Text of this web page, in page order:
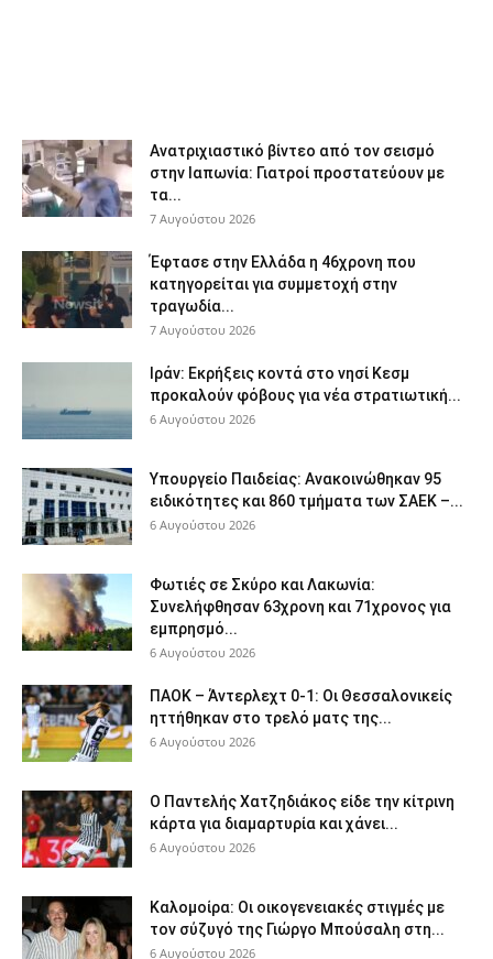
Ανατριχιαστικό βίντεο από τον σεισμό
στην Ιαπωνία: Γιατροί προστατεύουν με
τα...
7 Αυγούστου 2026
Έφτασε στην Ελλάδα η 46χρονη που
κατηγορείται για συμμετοχή στην
τραγωδία...
7 Αυγούστου 2026
Ιράν: Εκρήξεις κοντά στο νησί Κεσμ
προκαλούν φόβους για νέα στρατιωτική...
6 Αυγούστου 2026
Υπουργείο Παιδείας: Ανακοινώθηκαν 95
ειδικότητες και 860 τμήματα των ΣΑΕΚ –...
6 Αυγούστου 2026
Φωτιές σε Σκύρο και Λακωνία:
Συνελήφθησαν 63χρονη και 71χρονος για
εμπρησμό...
6 Αυγούστου 2026
ΠΑΟΚ – Άντερλεχτ 0-1: Οι Θεσσαλονικείς
ηττήθηκαν στο τρελό ματς της...
6 Αυγούστου 2026
Ο Παντελής Χατζηδιάκος είδε την κίτρινη
κάρτα για διαμαρτυρία και χάνει...
6 Αυγούστου 2026
Καλομοίρα: Οι οικογενειακές στιγμές με
τον σύζυγό της Γιώργο Μπούσαλη στη...
6 Αυγούστου 2026